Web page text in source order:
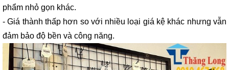
phẩm nhỏ gọn khác.
- Giá thành thấp hơn so với nhiều loại giá kệ khác nhưng vẫn
đảm bảo độ bền và công năng.